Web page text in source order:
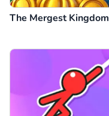
The Mergest Kingdom